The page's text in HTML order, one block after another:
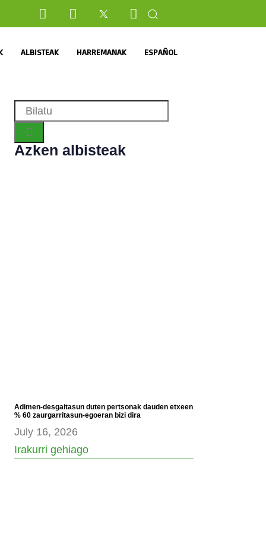
ALBISTEAK HARREMANAK ESPAÑOL
Azken albisteak
Adimen-desgaitasun duten pertsonak dauden etxeen
% 60 zaurgarritasun-egoeran bizi dira
July 16, 2026
Irakurri gehiago